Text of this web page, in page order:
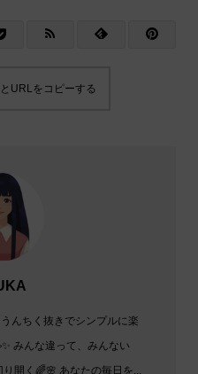
URLをコピーする
んちく抜きでシンプルに楽
みんな違って、みんない
開く🌈🌸 あなたの毎日を...